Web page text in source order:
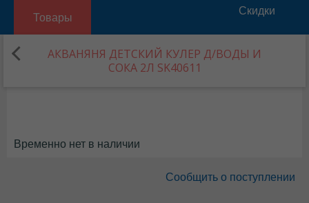
Товары
Скидки
АКВАНЯНЯ ДЕТСКИЙ КУЛЕР Д/ВОДЫ И
СОКА 2Л SK40611
Временно нет в наличии
Сообщить о поступлении